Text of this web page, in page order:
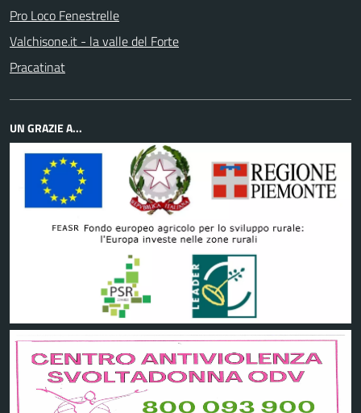
Pro Loco Fenestrelle
Valchisone.it - la valle del Forte
Pracatinat
UN GRAZIE A...